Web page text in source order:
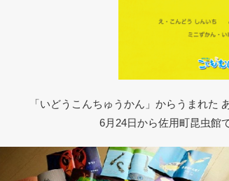
「いどうこんちゅうかん」からうまれた
6月24日から佐用町昆虫館